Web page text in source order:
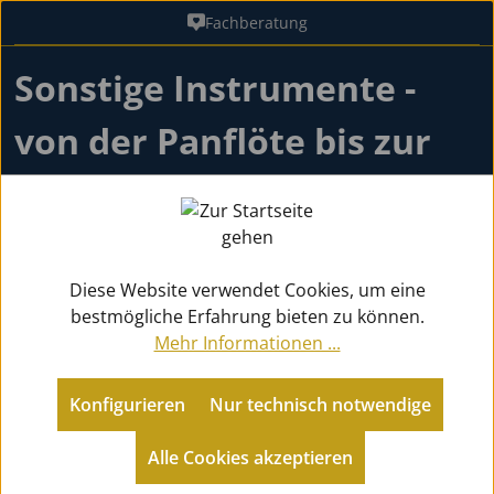
Zum Hauptinhalt springenFachberatung
Sonstige Instrumente -
von der Panflöte bis zur
Mundharmonika
Sonstige Instrumente
Sonstige Instr.
Marching
Mundharmonikas
Diese Website verwendet Cookies, um eine
bestmögliche Erfahrung bieten zu können.
Mehr Informationen ...
Konfigurieren
Alle Cookies akzeptieren
Nur technisch notwendige